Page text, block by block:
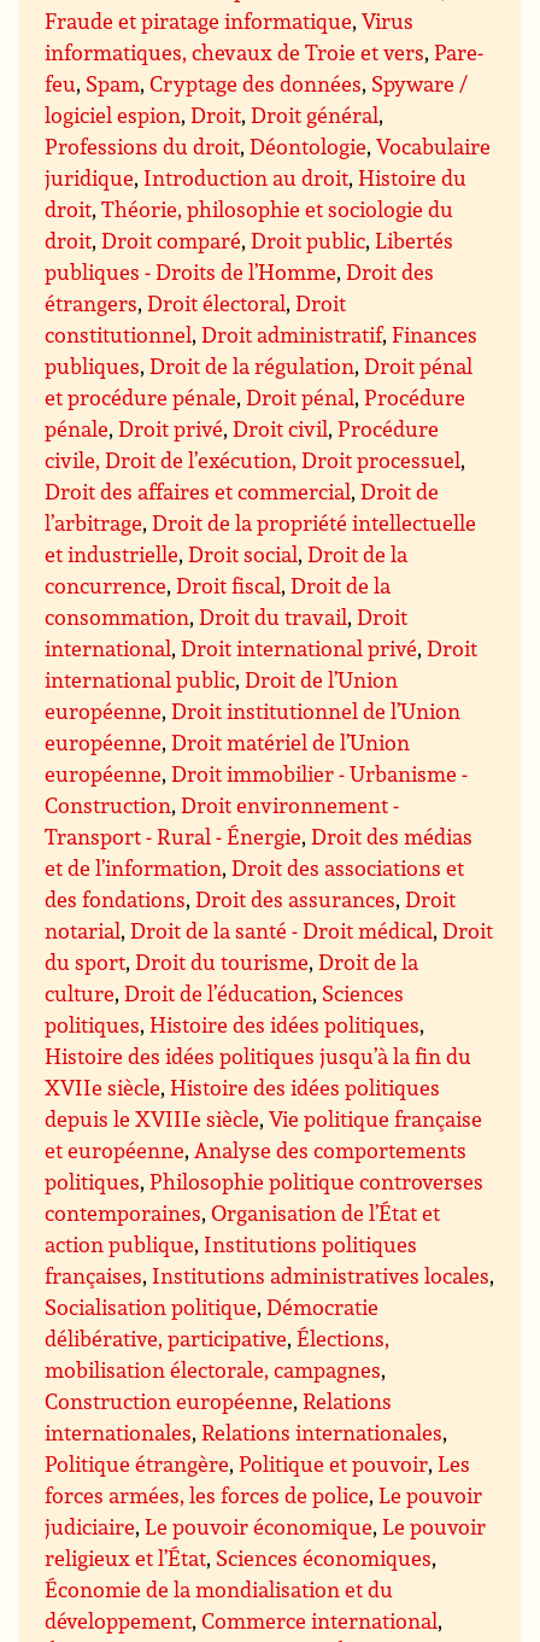
Fraude et piratage informatique,Virus
informatiques, chevaux de Troie et vers,Pare-
feu, Spam,Cryptage des données, Spyware /
logiciel espion,Droit,Droit général,
Professions du droit,Déontologie,Vocabulaire
juridique, Introduction au droit,Histoire du
droit,Théorie, philosophie et sociologie du
droit,Droit comparé,Droit public,Libertés
publiques - Droits de l’Homme,Droit des
étrangers,Droit électoral,Droit
constitutionnel,Droit administratif,Finances
publiques,Droit de la régulation,Droit pénal
et procédure pénale,Droit pénal,Procédure
pénale,Droit privé,Droit civil,Procédure
civile, Droit de l’exécution, Droit processuel,
Droit des affaires et commercial,Droit de
l’arbitrage,Droit de la propriété intellectuelle
et industrielle,Droit social,Droit de la
concurrence,Droit fiscal,Droit de la
consommation,Droit du travail,Droit
international,Droit international privé,Droit
international public,Droit de l’Union
européenne,Droit institutionnel de l’Union
européenne,Droit matériel de l’Union
européenne,Droit immobilier - Urbanisme -
Construction,Droit environnement -
Transport - Rural - Énergie,Droit des médias
et de l’information,Droit des associations et
des fondations,Droit des assurances,Droit
notarial,Droit de la santé - Droit médical,Droit
du sport,Droit du tourisme,Droit de la
culture,Droit de l’éducation, Sciences
politiques,Histoire des idées politiques,
Histoire des idées politiques jusqu’à la fin du
XVIIe siècle,Histoire des idées politiques
depuis le XVIIIe siècle,Vie politique française
et européenne, Analyse des comportements
politiques,Philosophie politique controverses
contemporaines,Organisation de l’État et
action publique, Institutions politiques
françaises, Institutions administratives locales,
Socialisation politique,Démocratie
délibérative, participative,Élections,
mobilisation électorale, campagnes,
Construction européenne,Relations
internationales,Relations internationales,
Politique étrangère,Politique et pouvoir,Les
forces armées, les forces de police,Le pouvoir
judiciaire,Le pouvoir économique,Le pouvoir
religieux et l’État, Sciences économiques,
Économie de la mondialisation et du
développement,Commerce international,